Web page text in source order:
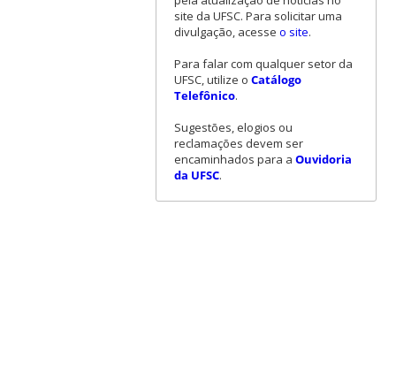
site da UFSC. Para solicitar uma
divulgação, acesse o site.
Para falar com qualquer setor da
UFSC, utilize o Catálogo
Telefônico.
Sugestões, elogios ou
reclamações devem ser
encaminhados para a Ouvidoria
da UFSC.